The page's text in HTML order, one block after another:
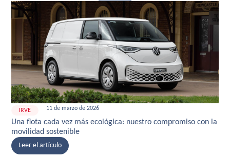
IRVE 11 de marzo de 2026
Una flota cada vez más ecológica: nuestro compromiso con la
movilidad sostenible
Leer el artículo